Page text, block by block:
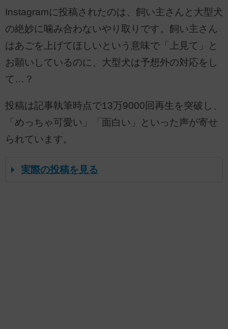
Instagramに投稿されたのは、飼い主さんと大型犬
の絶妙に噛み合わないやり取りです。飼い主さん
はあごを上げてほしいという意味で「上見て」と
お願いしているのに、大型犬は予想外の対応をし
て…？
投稿は記事執筆時点で13万9000回再生を突破し、
「めっちゃ可愛い」「面白い」といった声が寄せ
られています。
実際の投稿を見る